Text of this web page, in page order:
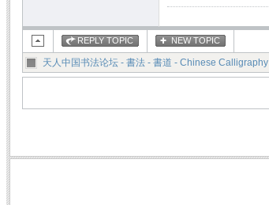
REPLY TOPIC NEW TOPIC
天人中国书法论坛 - 書法 - 書道 - Chinese Calligraphy